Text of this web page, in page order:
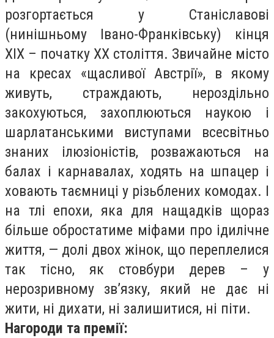
розгортається у Станіславові
(нинішньому Івано-Франківську) кінця
ХІХ – початку ХХ століття. Звичайне місто
на кресах «щасливої Австрії», в якому
живуть, страждають, нероздільно
закохуються, захоплюються наукою і
шарлатанськими виступами всесвітньо
знаних ілюзіоністів, розважаються на
балах і карнавалах, ходять на шпацер і
ховають таємниці у різьблених комодах. І
на тлі епохи, яка для нащадків щораз
більше обростатиме міфами про ідилічне
життя, — долі двох жінок, що переплелися
так тісно, як стовбури дерев – у
нерозривному зв’язку, який не дає ні
жити, ні дихати, ні залишитися, ні піти.
Нагороди та премії: